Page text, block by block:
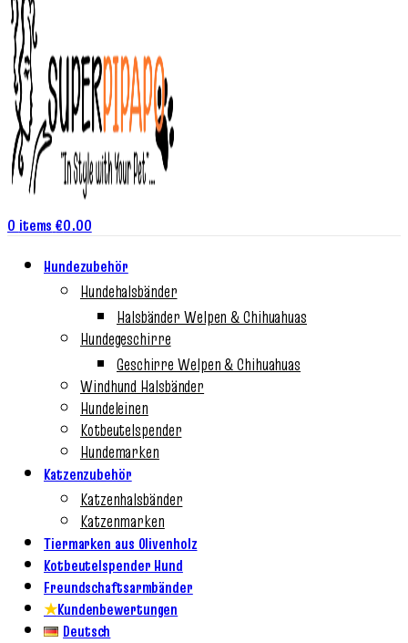
0 items €0.00
Hundezubehör
Hundehalsbänder
Halsbänder Welpen & Chihuahuas
Hundegeschirre
Geschirre Welpen & Chihuahuas
Windhund Halsbänder
Hundeleinen
Kotbeutelspender
Hundemarken
Katzenzubehör
Katzenhalsbänder
Katzenmarken
Tiermarken aus Olivenholz
Kotbeutelspender Hund
Freundschaftsarmbänder
★Kundenbewertungen
Deutsch